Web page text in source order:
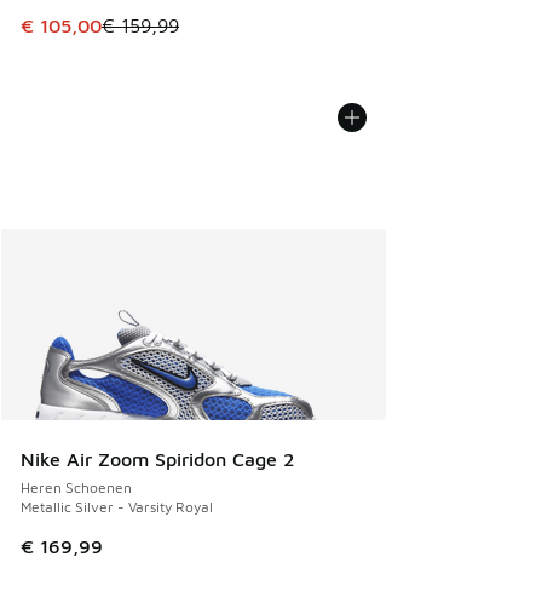
Dit artikel is in de uitverkoop. Dit artikel is in de
€ 105,00€ 159,99
Nike Air Zoom Spiridon Cage 2
Heren Schoenen
Metallic Silver - Varsity Royal
€ 169,99